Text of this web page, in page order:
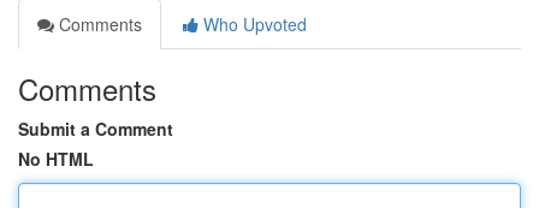
Comments
Who Upvoted
Comments
Submit a Comment
No HTML